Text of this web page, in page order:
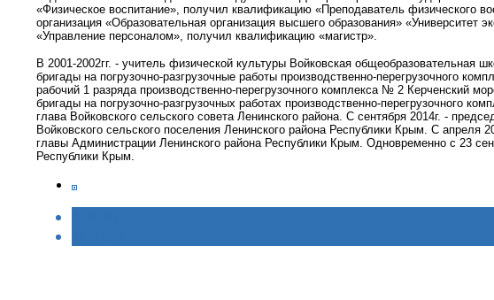
«Физическое воспитание», получил квалификацию «Преподаватель физического
организация «Образовательная организация высшего образования» «Университет
«Управление персоналом», получил квалификацию «магистр».
В 2001-2002гг. - учитель физической культуры Войковская общеобразовательная
бригады на погрузочно-разгрузочные работы производственно-перегрузочного
рабочий 1 разряда производственно-перегрузочного комплекса № 2 Керченский
бригады на погрузочно-разгрузочных работах производственно-перегрузочного
глава Войковского сельского совета Ленинского района. С сентября 2014г. -
Войковского сельского поселения Ленинского района Республики Крым. С апреля
главы Администрации Ленинского района Республики Крым. Одновременно с 23
Республики Крым.